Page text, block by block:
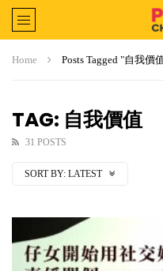
Home Posts Tagged "自我價
TAG: 自我價值
31 POSTS
SORT BY: LATEST